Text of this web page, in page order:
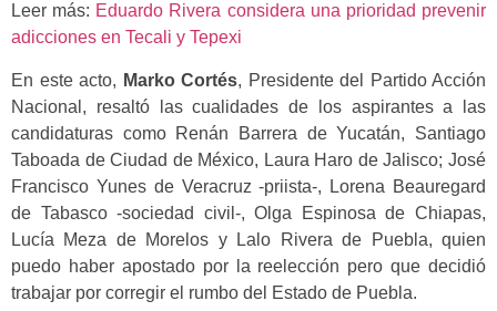
Leer más: Eduardo Rivera considera una prioridad prevenir
adicciones en Tecali y Tepexi
En este acto, Marko Cortés, Presidente del Partido Acción
Nacional, resaltó las cualidades de los aspirantes a las
candidaturas como Renán Barrera de Yucatán, Santiago
Taboada de Ciudad de México, Laura Haro de Jalisco; José
Francisco Yunes de Veracruz -priista-, Lorena Beauregard
de Tabasco -sociedad civil-, Olga Espinosa de Chiapas,
Lucía Meza de Morelos y Lalo Rivera de Puebla, quien
puedo haber apostado por la reelección pero que decidió
trabajar por corregir el rumbo del Estado de Puebla.